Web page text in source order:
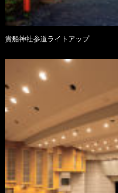
貴船神社参道ライトアップ